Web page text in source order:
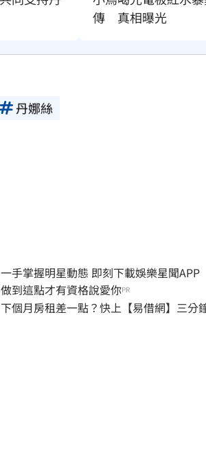
傳　真相曝光
丹娜絲
一手掌握明星動態 即刻下載娛樂星聞APP
做到這點才有資格說愛你PR
下個月房租差一點？快上【易借網】三分